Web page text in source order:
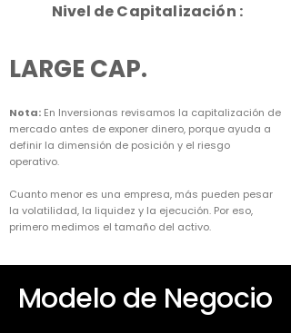
Nivel de Capitalización :
LARGE CAP.
Nota: En Inversionas revisamos la capitalización de
mercado antes de exponer dinero, porque ayuda a
definir la dimensión de posición y el riesgo
operativo.
Cuanto menor es una empresa, más pueden pesar
la volatilidad, la liquidez y la ejecución. Por eso,
primero medimos el tamaño del activo.
Modelo de Negocio